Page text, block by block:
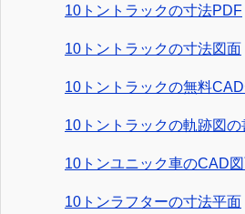
10トントラックの寸法PDF
10トントラックの寸法図面
10トントラックの無料
10トントラックの軌跡図の
10トンユニック車のCAD
10トンラフターの寸法平面